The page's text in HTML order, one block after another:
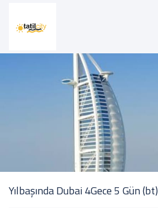
Yılbaşında Dubai 4Gece 5 Gün (bt)